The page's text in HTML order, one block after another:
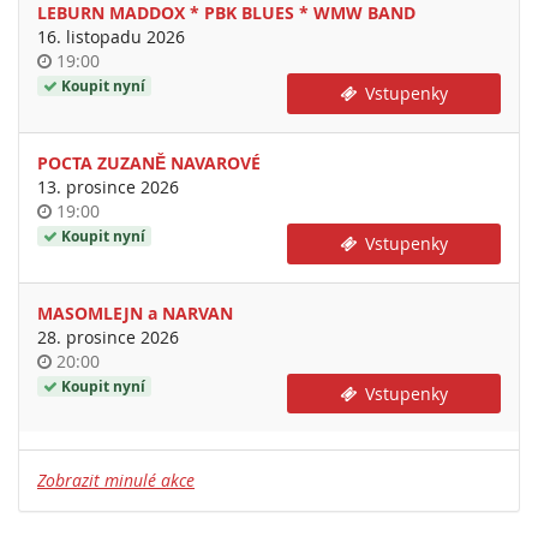
LEBURN MADDOX * PBK BLUES * WMW BAND
16. listopadu 2026
Time
of
19:00
Koupit nyní Vstupenky
POCTA ZUZANĚ NAVAROVÉ
13. prosince 2026
Time
of
19:00
Koupit nyní Vstupenky
MASOMLEJN a NARVAN
28. prosince 2026
Time
of
20:00
Koupit nyní Vstupenky
Zobrazit minulé akce